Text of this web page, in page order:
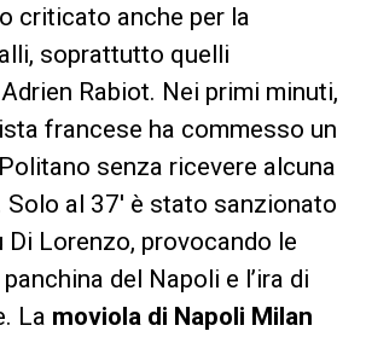
criticato anche per la
soprattutto quelli
Rabiot. Nei primi minuti,
francese ha commesso un
senza ricevere alcuna
al 37′ è stato sanzionato
Di Lorenzo, provocando le
del Napoli e l’ira di
La moviola di Napoli Milan